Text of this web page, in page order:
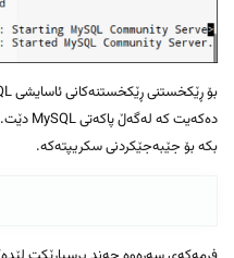
دەکەیت کە لەگەڵ پاکەتی MySQL دێت. ئەم فرمانەی خوارەوە بنووسە و
بکە بۆ جێبەجێکردنی سکریپتەکە.